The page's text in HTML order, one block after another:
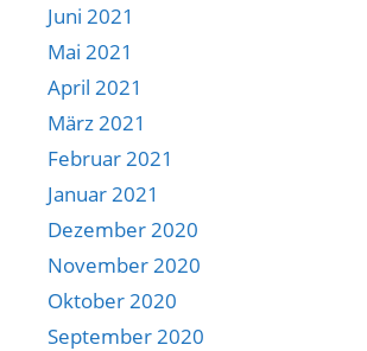
Juni 2021
Mai 2021
April 2021
März 2021
Februar 2021
Januar 2021
Dezember 2020
November 2020
Oktober 2020
September 2020